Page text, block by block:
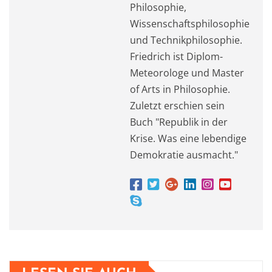
Philosophie,
Wissenschaftsphilosophie
und Technikphilosophie.
Friedrich ist Diplom-
Meteorologe und Master
of Arts in Philosophie.
Zuletzt erschien sein
Buch "Republik in der
Krise. Was eine lebendige
Demokratie ausmacht."